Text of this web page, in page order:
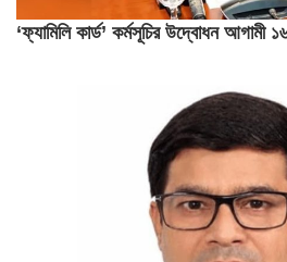
‘ফ্যামিলি কার্ড’ কর্মসূচির উদ্বোধন